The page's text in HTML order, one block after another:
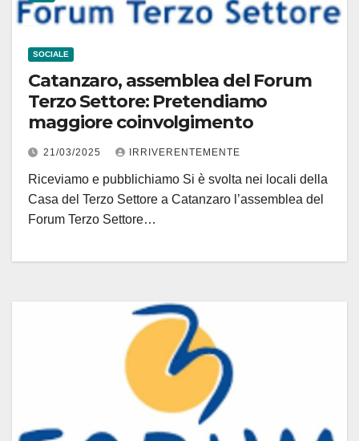
SOCIALE
Catanzaro, assemblea del Forum
Terzo Settore: Pretendiamo
maggiore coinvolgimento
21/03/2025 IRRIVERENTEMENTE
Riceviamo e pubblichiamo Si è svolta nei locali della
Casa del Terzo Settore a Catanzaro l’assemblea del
Forum Terzo Settore…